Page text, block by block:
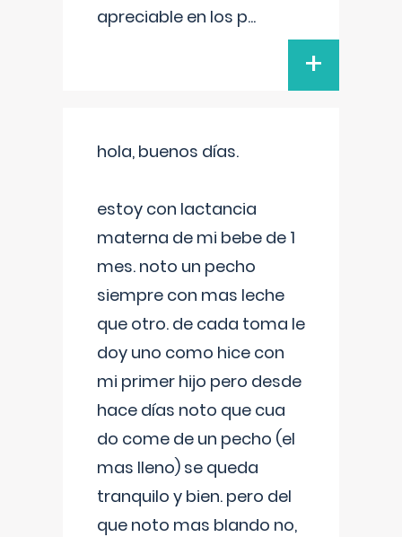
apreciable en los p...
+
hola, buenos días.
estoy con lactancia
materna de mi bebe de 1
mes. noto un pecho
siempre con mas leche
que otro. de cada toma le
doy uno como hice con
mi primer hijo pero desde
hace días noto que cua
do come de un pecho (el
mas lleno) se queda
tranquilo y bien. pero del
que noto mas blando no,